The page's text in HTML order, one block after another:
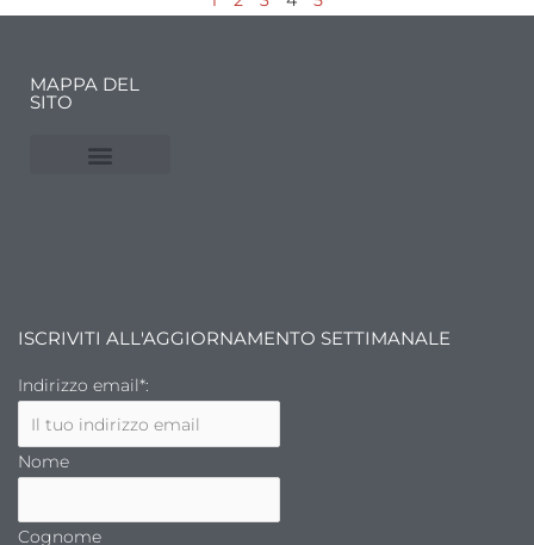
MAPPA DEL
SITO
ISCRIVITI ALL'AGGIORNAMENTO SETTIMANALE
Indirizzo email*:
Nome
Cognome